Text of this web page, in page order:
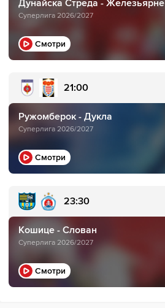
Дунайска Стреда - Железьярне
Суперлига 2026/2027
Смотри
21:00
Ружомберок - Дукла
Суперлига 2026/2027
Смотри
23:30
Кошице - Слован
Суперлига 2026/2027
Смотри